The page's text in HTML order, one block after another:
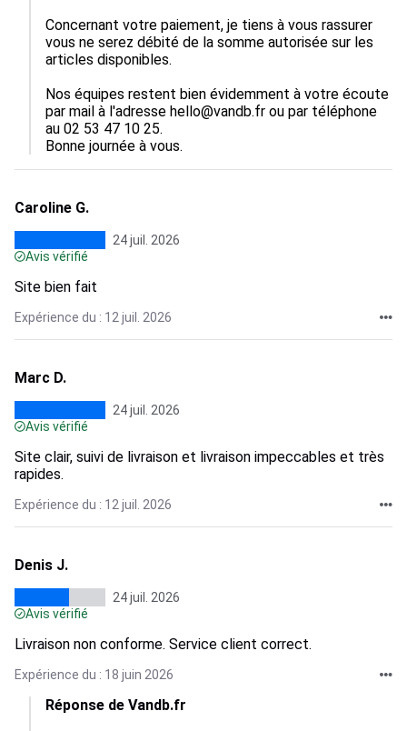
Concernant votre paiement, je tiens à vous rassurer
vous ne serez débité de la somme autorisée sur les
articles disponibles.
Nos équipes restent bien évidemment à votre écoute
par mail à l'adresse hello@vandb.fr ou par téléphone
au 02 53 47 10 25.
Bonne journée à vous.
Caroline G.
24 juil. 2026
Avis vérifié
Site bien fait
Expérience du : 12 juil. 2026
Marc D.
24 juil. 2026
Avis vérifié
Site clair, suivi de livraison et livraison impeccables et très
rapides.
Expérience du : 12 juil. 2026
Denis J.
24 juil. 2026
Avis vérifié
Livraison non conforme. Service client correct.
Expérience du : 18 juin 2026
Réponse de Vandb.fr